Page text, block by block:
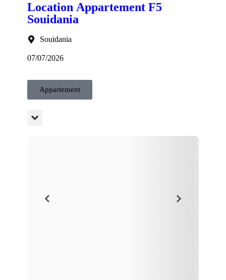
Location Appartement F5
Souidania
Souidania
07/07/2026
Appartement